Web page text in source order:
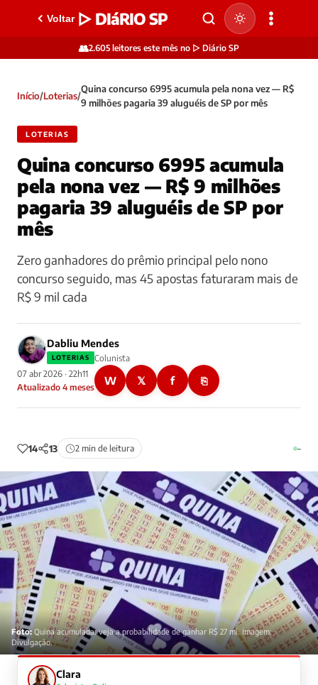
Voltar ▷ DIáRIO SP
👥2.605 leitores este mês no ▷ Diário SP
Início/Loterias/
Quina concurso 6995 acumula pela nona vez — R$
9 milhões pagaria 39 aluguéis de SP por mês
LOTERIAS
Quina concurso 6995 acumula
pela nona vez — R$ 9 milhões
pagaria 39 aluguéis de SP por
mês
Zero ganhadores do prêmio principal pelo nono
concurso seguido, mas 45 apostas faturaram mais de
R$ 9 mil cada
Dabliu Mendes
LOTERIAS
Colunista
07 abr 2026 · 22h11
Atualizado 4 meses
W 𝕏 f ⎘
14 13 2 min de leitura –
Foto:Quina acumulada: veja a probabilidade de ganhar R$ 27 mi. Imagem:
Divulgação.
Clara